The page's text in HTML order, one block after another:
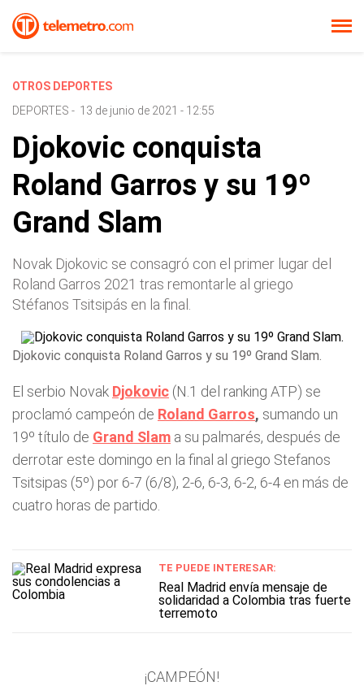
OTROS DEPORTES
DEPORTES - 13 de junio de 2021 - 12:55
Djokovic conquista
Roland Garros y su 19º
Grand Slam
Novak Djokovic se consagró con el primer lugar del
Roland Garros 2021 tras remontarle al griego
Stéfanos Tsitsipás en la final.
Djokovic conquista Roland Garros y su 19º Grand Slam.
El serbio Novak Djokovic (N.1 del ranking ATP) se
proclamó campeón de Roland Garros, sumando un
19º título de Grand Slam a su palmarés, después de
derrotar este domingo en la final al griego Stefanos
Tsitsipas (5º) por 6-7 (6/8), 2-6, 6-3, 6-2, 6-4 en más de
cuatro horas de partido.
TE PUEDE INTERESAR:
Real Madrid envía mensaje de
solidaridad a Colombia tras fuerte
terremoto
¡CAMPEÓN!